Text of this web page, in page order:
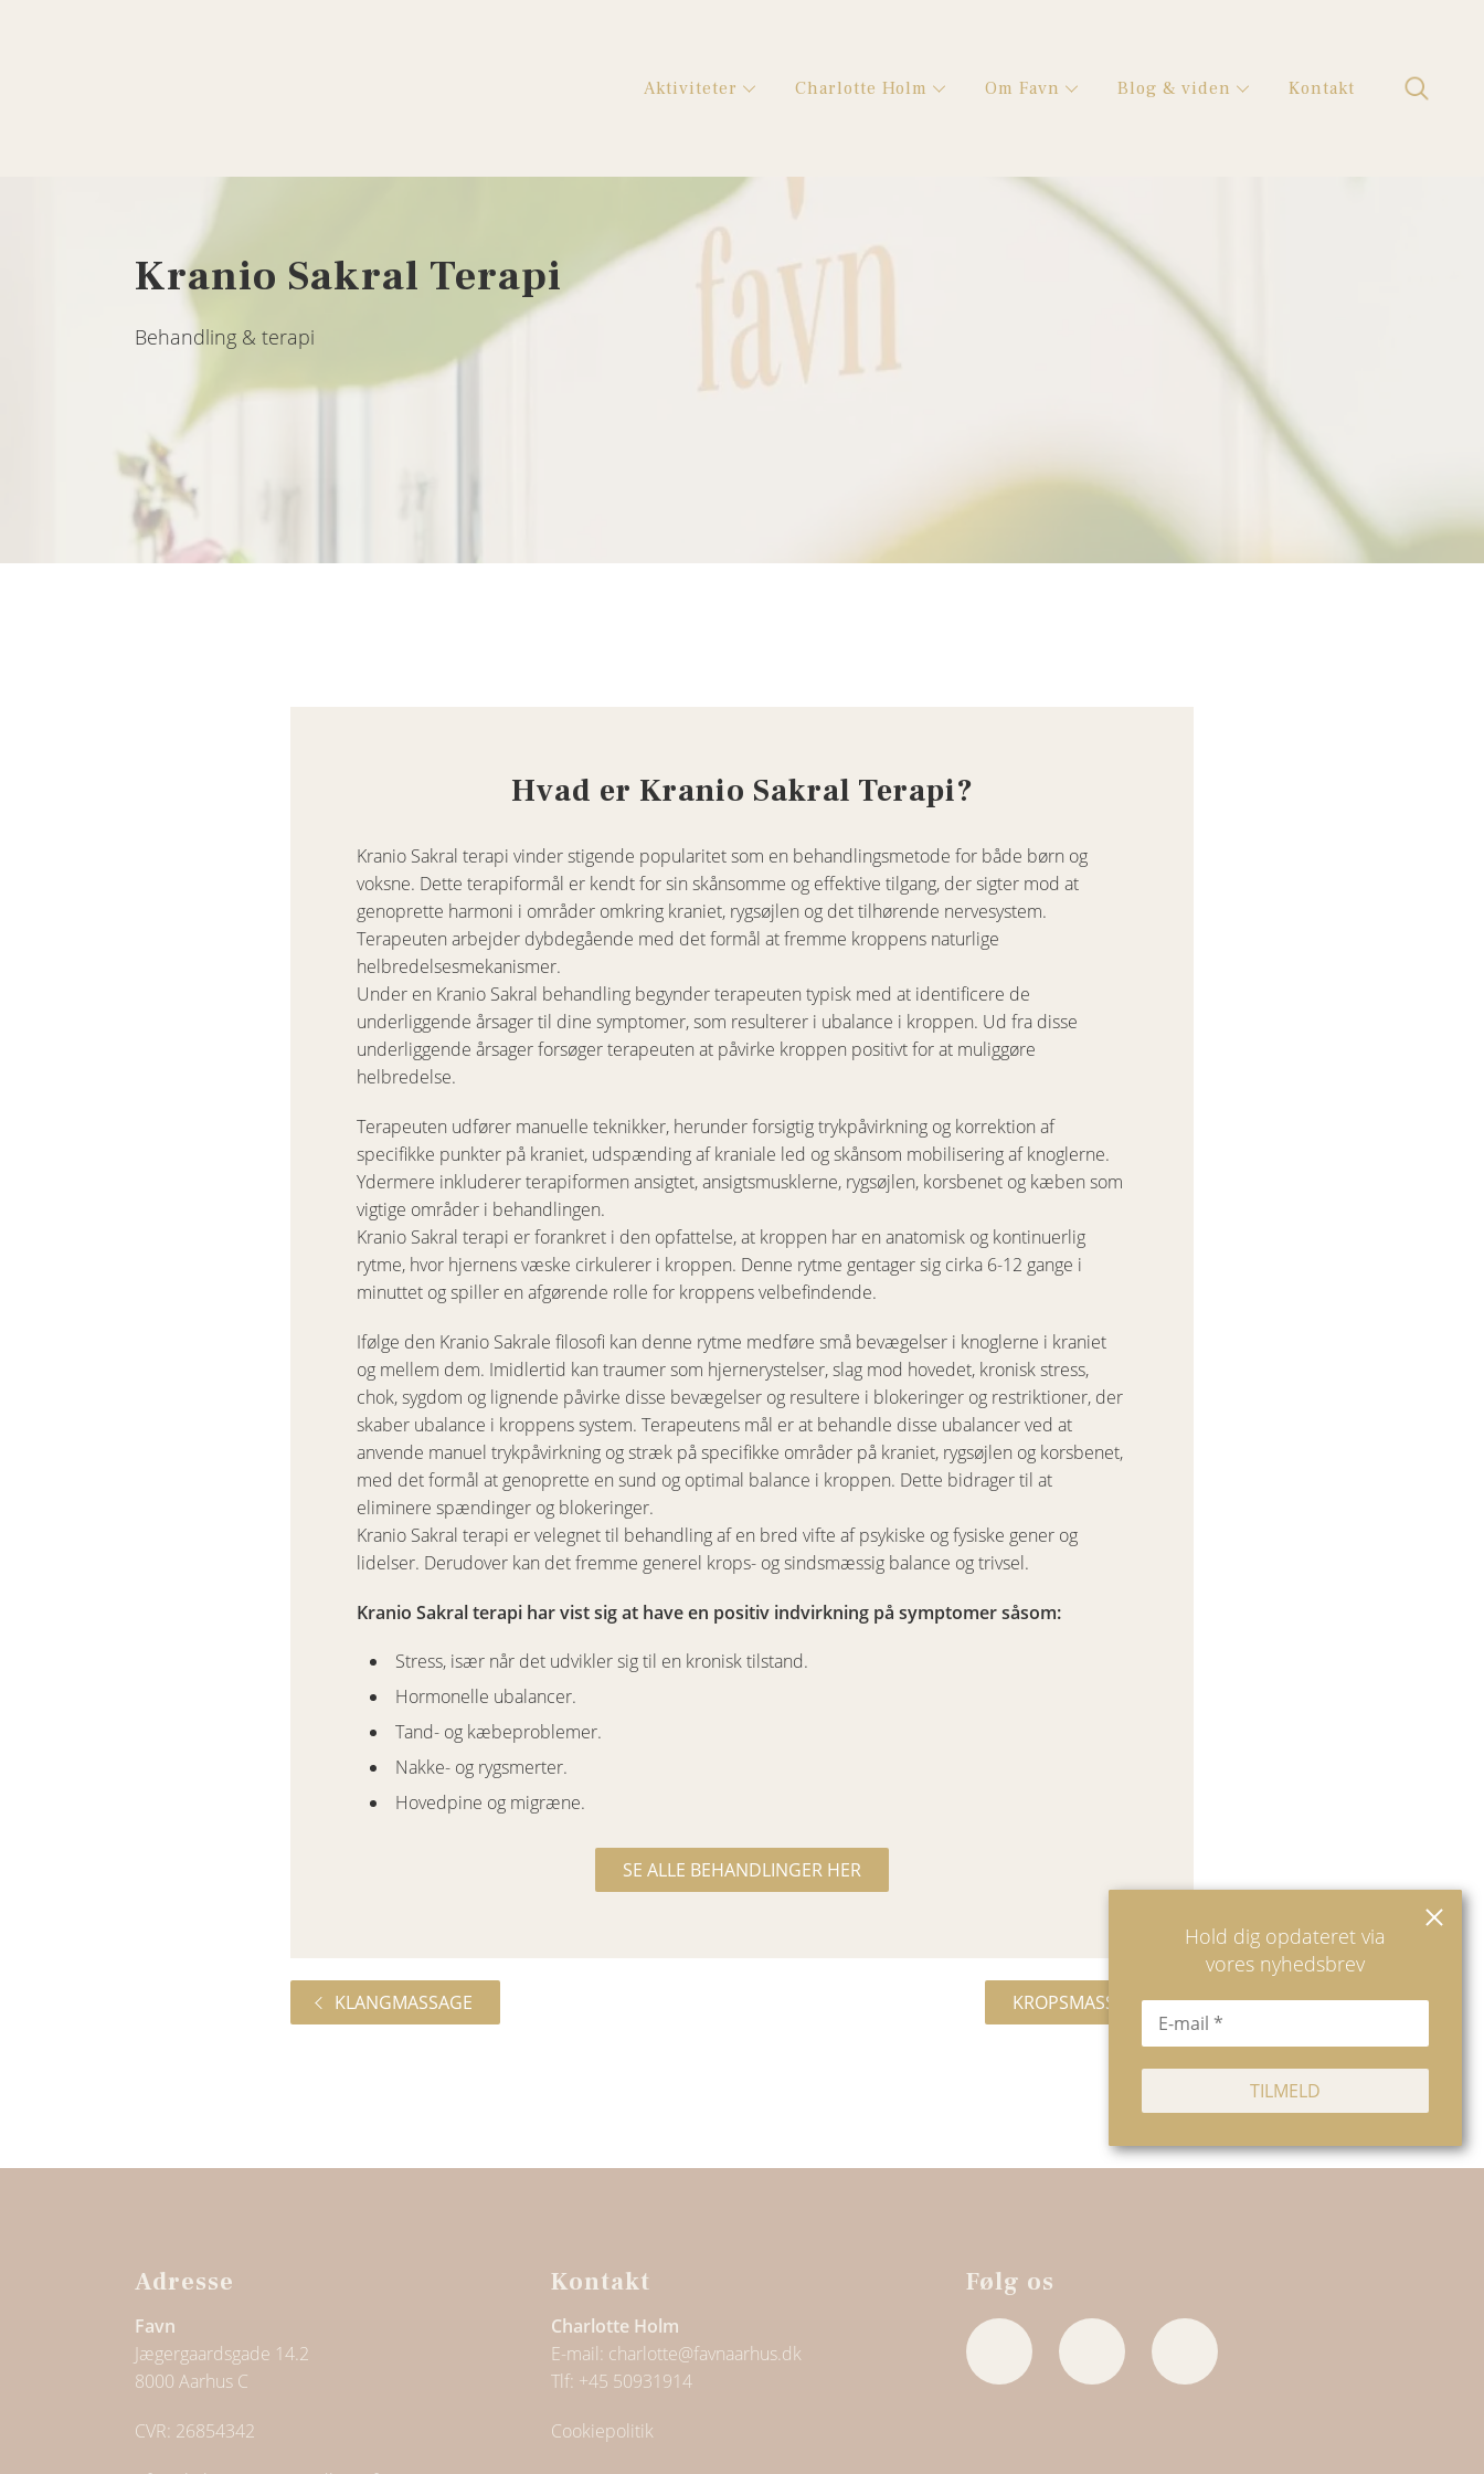
Aktiviteter Charlotte Holm Om Favn Blog & viden Kontakt
Kranio Sakral Terapi
Behandling & terapi
Hvad er Kranio Sakral Terapi?
Kranio Sakral terapi vinder stigende popularitet som en behandlingsmetode for både børn og
voksne. Dette terapiformål er kendt for sin skånsomme og effektive tilgang, der sigter mod at
genoprette harmoni i områder omkring kraniet, rygsøjlen og det tilhørende nervesystem.
Terapeuten arbejder dybdegående med det formål at fremme kroppens naturlige
helbredelsesmekanismer.
Under en Kranio Sakral behandling begynder terapeuten typisk med at identificere de
underliggende årsager til dine symptomer, som resulterer i ubalance i kroppen. Ud fra disse
underliggende årsager forsøger terapeuten at påvirke kroppen positivt for at muliggøre
helbredelse.
Terapeuten udfører manuelle teknikker, herunder forsigtig trykpåvirkning og korrektion af
specifikke punkter på kraniet, udspænding af kraniale led og skånsom mobilisering af knoglerne.
Ydermere inkluderer terapiformen ansigtet, ansigtsmusklerne, rygsøjlen, korsbenet og kæben som
vigtige områder i behandlingen.
Kranio Sakral terapi er forankret i den opfattelse, at kroppen har en anatomisk og kontinuerlig
rytme, hvor hjernens væske cirkulerer i kroppen. Denne rytme gentager sig cirka 6-12 gange i
minuttet og spiller en afgørende rolle for kroppens velbefindende.
Ifølge den Kranio Sakrale filosofi kan denne rytme medføre små bevægelser i knoglerne i kraniet
og mellem dem. Imidlertid kan traumer som hjernerystelser, slag mod hovedet, kronisk stress,
chok, sygdom og lignende påvirke disse bevægelser og resultere i blokeringer og restriktioner, der
skaber ubalance i kroppens system. Terapeutens mål er at behandle disse ubalancer ved at
anvende manuel trykpåvirkning og stræk på specifikke områder på kraniet, rygsøjlen og korsbenet,
med det formål at genoprette en sund og optimal balance i kroppen. Dette bidrager til at
eliminere spændinger og blokeringer.
Kranio Sakral terapi er velegnet til behandling af en bred vifte af psykiske og fysiske gener og
lidelser. Derudover kan det fremme generel krops- og sindsmæssig balance og trivsel.
Kranio Sakral terapi har vist sig at have en positiv indvirkning på symptomer såsom:
Stress, især når det udvikler sig til en kronisk tilstand.
Hormonelle ubalancer.
Tand- og kæbeproblemer.
Nakke- og rygsmerter.
Hovedpine og migræne.
SE ALLE BEHANDLINGER HER
KLANGMASSAGE KROPSMASSAGE
Hold dig opdateret via
vores nyhedsbrev
Adresse
Favn
Jægergaardsgade 14.2
8000 Aarhus C
CVR: 26854342
Kontakt
Charlotte Holm
E-mail: charlotte@favnaarhus.dk
Tlf: +45 50931914
Cookiepolitik
Følg os